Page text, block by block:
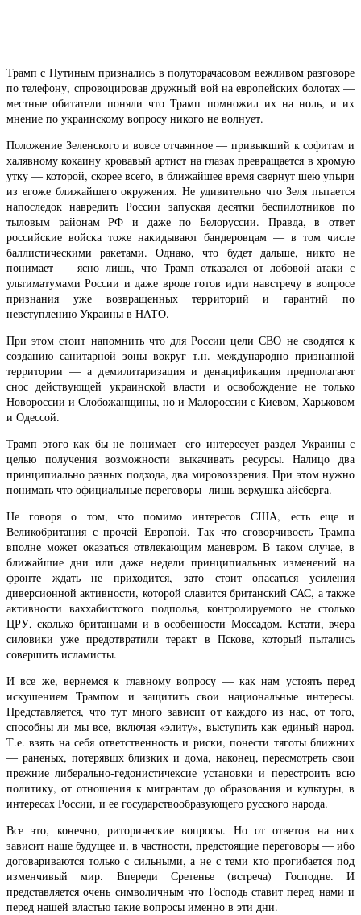
Трамп с Путиным признались в полуторачасовом вежливом разговоре
по телефону, спровоцировав дружный вой на европейских болотах —
местные обитатели поняли что Трамп помножил их на ноль, и их
мнение по украинскому вопросу никого не волнует.
Положение Зеленского и вовсе отчаянное — привыкший к софитам и
халявному кокаину кровавый артист на глазах превращается в хромую
утку — которой, скорее всего, в ближайшее время свернут шею упыри
из егоже ближайшего окружения. Не удивительно что Зеля пытается
напоследок навредить России запуская десятки беспилотников по
тыловым районам РФ и даже по Белоруссии. Правда, в ответ
российские войска тоже накидывают бандеровцам — в том числе
баллистическими ракетами. Однако, что будет дальше, никто не
понимает — ясно лишь, что Трамп отказался от лобовой атаки с
ультиматумами России и даже вроде готов идти навстречу в вопросе
признания уже возвращенных территорий и гарантий по
невступлению Украины в НАТО.
При этом стоит напомнить что для России цели СВО не сводятся к
созданию санитарной зоны вокруг т.н. международно признанной
территории — а демилитаризация и денацификация предполагают
снос действующей украинской власти и освобождение не только
Новороссии и Слобожанщины, но и Малороссии с Киевом, Харьковом
и Одессой.
Трамп этого как бы не понимает- его интересует раздел Украины с
целью получения возможности выкачивать ресурсы. Налицо два
принципиально разных подхода, два мировоззрения. При этом нужно
понимать что официальные переговоры- лишь верхушка айсберга.
Не говоря о том, что помимо интересов США, есть еще и
Великобритания с прочей Европой. Так что сговорчивость Трампа
вполне может оказаться отвлекающим маневром. В таком случае, в
ближайшие дни или даже недели принципиальных изменений на
фронте ждать не приходится, зато стоит опасаться усиления
диверсионной активности, которой славится британский САС, а также
активности ваххабистского подполья, контролируемого не столько
ЦРУ, сколько британцами и в особенности Моссадом. Кстати, вчера
силовики уже предотвратили теракт в Пскове, который пытались
совершить исламисты.
И все же, вернемся к главному вопросу — как нам устоять перед
искушением Трампом и защитить свои национальные интересы.
Представляется, что тут много зависит от каждого из нас, от того,
способны ли мы все, включая «элиту», выступить как единый народ.
Т.е. взять на себя ответственность и риски, понести тяготы ближних
— раненых, потерявшх близких и дома, наконец, пересмотреть свои
прежние либерально-гедонистичексие установки и перестроить всю
политику, от отношения к мигрантам до образования и культуры, в
интересах России, и ее государствообразующего русского народа.
Все это, конечно, риторические вопросы. Но от ответов на них
зависит наше будущее и, в частности, предстоящие переговоры — ибо
договариваются только с сильными, а не с теми кто прогибается под
изменчивый мир. Впереди Сретенье (встреча) Господне. И
представляется очень символичным что Господь ставит перед нами и
перед нашей властью такие вопросы именно в эти дни.